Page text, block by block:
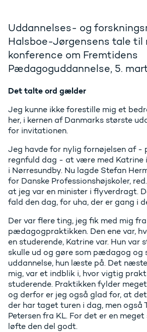
Uddannelses- og
Halsboe-Jørgensens tale til
konference om Fremtidens
Pædagoguddannelse, 5.
Det talte ord gælder
Jeg kunne ikke forestille mig et
her, i kernen af Danmarks største
for invitationen.
Jeg havde for nylig fornøjelsen af -
regnfuld dag - at være med Katrine
i Nørresundby. Nu lagde Stefan
for Danske Professionshøjskoler,
at jeg var en minister i flyverdragt.
fald den dag, for uha, der er gang i
Der var flere ting, jeg fik med mig fra
pædagogpraktikken. Den ene var,
en studerende, Katrine var. Hun var
skulle ud og gøre som pædagog og
uddannelse, hun læste på. Det
mig, var et indblik i, hvor vigtig
studerende. Praktikken fylder
og derfor er jeg også glad for, at
der har taget turen i dag, men også
Petersen fra KL. For det er en
løfte den del godt.